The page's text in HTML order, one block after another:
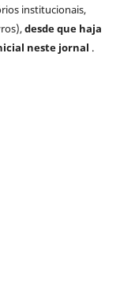
institucionais,
desde que haja
neste jornal .